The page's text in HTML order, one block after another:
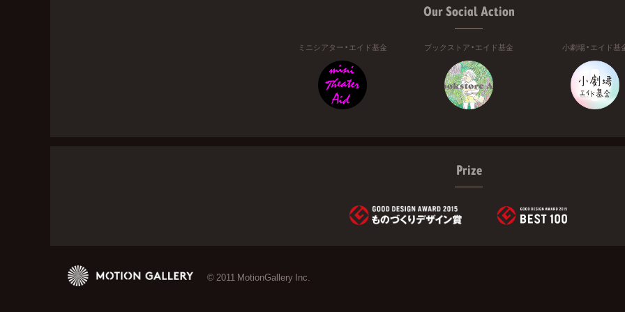
Our Social Action
ミニシアター・エイド基金 ブックストア・エイド基金 小劇場・エイド基
Prize
© 2011 MotionGallery Inc.